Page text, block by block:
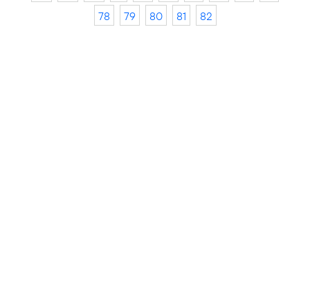
78
79 80 81 82